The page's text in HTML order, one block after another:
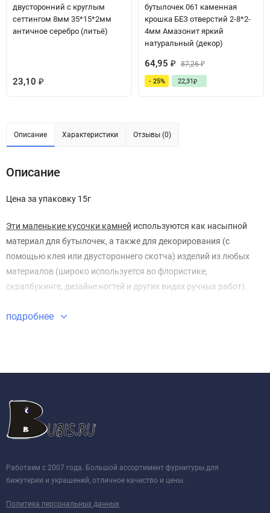
двусторонний с круглым
сеттингом 8мм 35*15*2мм
античное серебро (литьё)
23,10 ₽
бутылочек 061 каменная
крошка БЕЗ отверстий 2-8*2-
4мм Амазонит яркий
натуральный (декор)
64,95 ₽ 87,26₽
- 25% 22,31 ₽
Описание Характеристики Отзывы (0)
Описание
Цена за упаковку 15г
Эти маленькие кусочки камней используются как насыпной
материал для бутылочек, а также для декорирования (с
помощью клея или двустороннего скотча) изделий из любых
материалов (широко используется во флористике,
скрапбукинге, дизайне ногтей и других видах ручных работ).
подробнее
Работаем с 2007 года. Большой ассортимент фурнитуры для
бижутерии и украшений, отличное качество и цены.
Политика персональных данных